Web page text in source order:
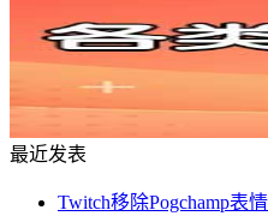
最近发表
Twitch移除Pogchamp表